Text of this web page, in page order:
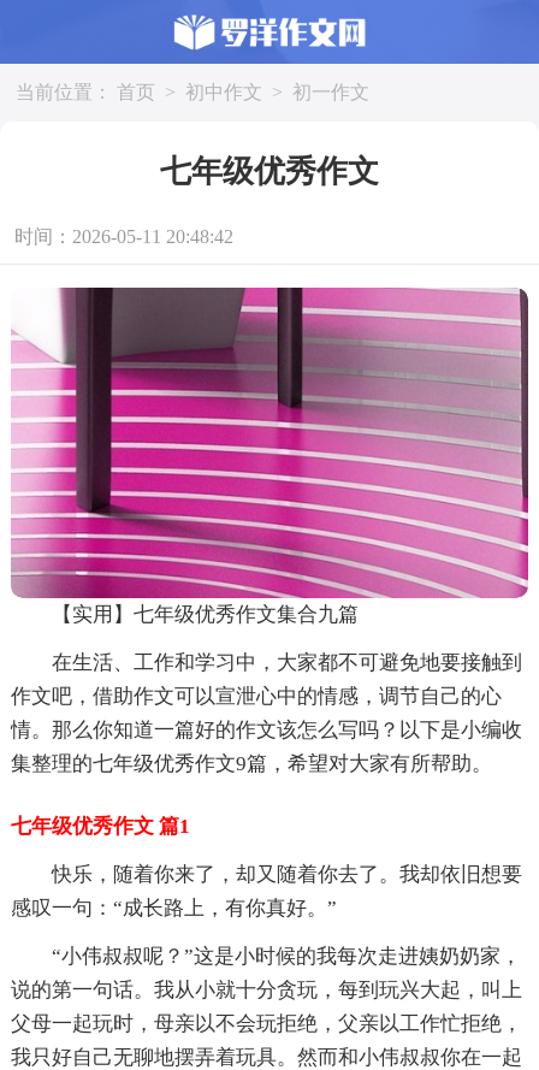
当前位置： 首页 > 初中作文 > 初一作文
七年级优秀作文
时间：2026-05-11 20:48:42
【实用】七年级优秀作文集合九篇
在生活、工作和学习中，大家都不可避免地要接触到
作文吧，借助作文可以宣泄心中的情感，调节自己的心
情。那么你知道一篇好的作文该怎么写吗？以下是小编收
集整理的七年级优秀作文9篇，希望对大家有所帮助。
七年级优秀作文 篇1
快乐，随着你来了，却又随着你去了。我却依旧想要
感叹一句：“成长路上，有你真好。”
“小伟叔叔呢？”这是小时候的我每次走进姨奶奶家，
说的第一句话。我从小就十分贪玩，每到玩兴大起，叫上
父母一起玩时，母亲以不会玩拒绝，父亲以工作忙拒绝，
我只好自己无聊地摆弄着玩具。然而和小伟叔叔你在一起